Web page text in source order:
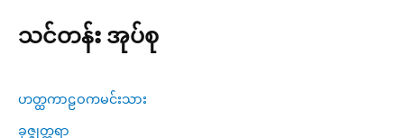
သင်တန်း အုပ်စု
ဟတ္ထကာဠဝကမင်းသား
ခုဇ္ဇုတ္တရာ